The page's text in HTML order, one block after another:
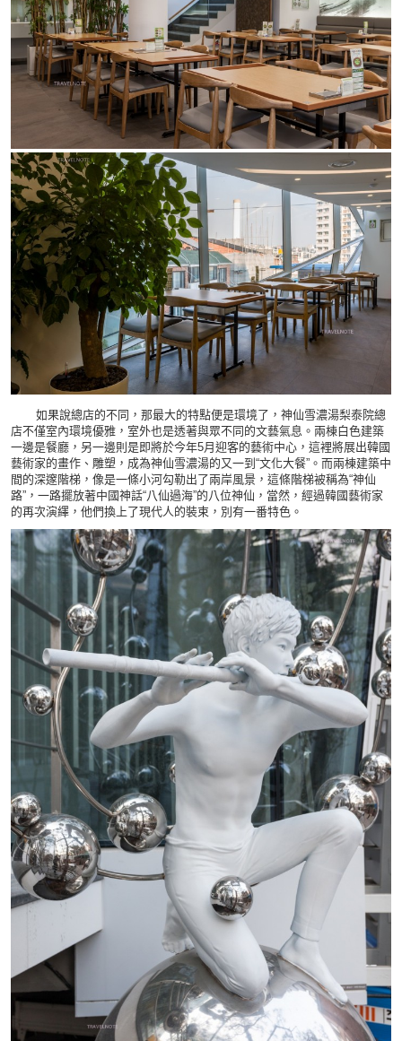
如果說總店的不同，那最大的特點便是環境了，神仙雪濃湯梨泰院總
店不僅室內環境優雅，室外也是透著與眾不同的文藝氣息。兩棟白色建築
一邊是餐廳，另一邊則是即將於今年5月迎客的藝術中心，這裡將展出韓國
藝術家的畫作、雕塑，成為神仙雪濃湯的又一到“文化大餐”。而兩棟建築中
間的深邃階梯，像是一條小河勾勒出了兩岸風景，這條階梯被稱為“神仙
路”，一路擺放著中國神話“八仙過海”的八位神仙，當然，經過韓國藝術家
的再次演繹，他們換上了現代人的裝束，別有一番特色。